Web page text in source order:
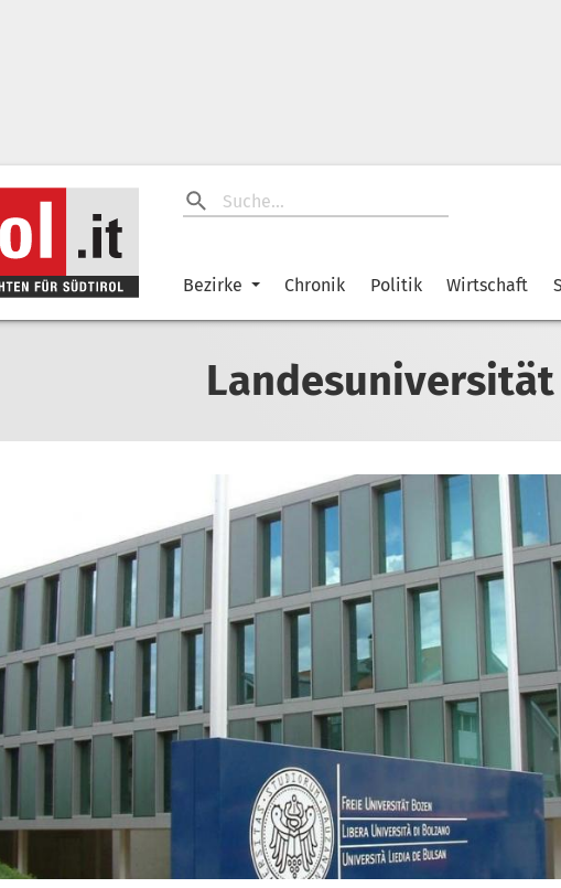
Bezirke Chronik Politik Wirtschaft